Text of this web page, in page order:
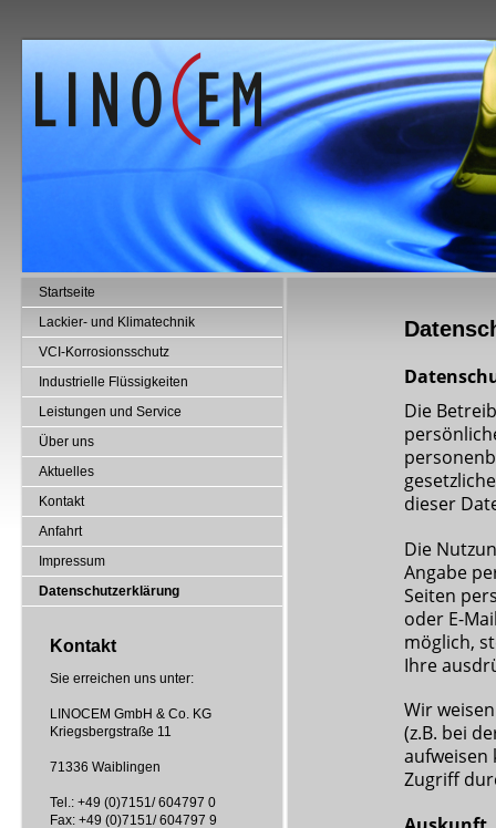
Startseite
Lackier- und Klimatechnik
VCI-Korrosionsschutz
Industrielle Flüssigkeiten
Leistungen und Service
Über uns
Aktuelles
Kontakt
Anfahrt
Impressum
Datenschutzerklärung
Kontakt
Sie erreichen uns unter:
LINOCEM GmbH & Co. KG
Kriegsbergstraße 11
71336 Waiblingen
Tel.: +49 (0)7151/ 604797 0
Fax: +49 (0)7151/ 604797 9
Die
dieser
Die
Angabe
Seiten
oder E-
möglich,
Ihre
Wir
(z.B. bei
aufweisen
Zugriff